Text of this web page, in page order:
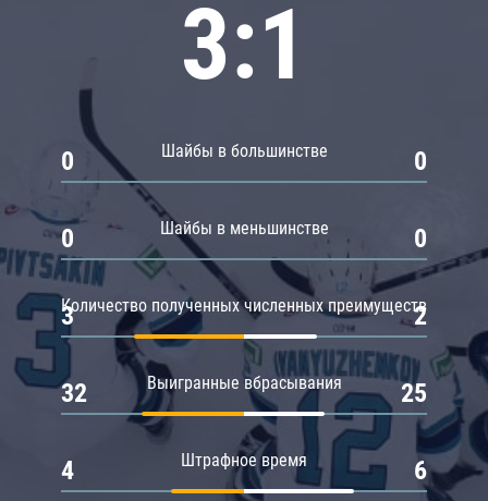
3:1
Шайбы в большинстве
0 0
Шайбы в меньшинстве
0 0
Количество полученных численных преимуществ
3 2
Выигранные вбрасывания
32 25
Штрафное время
4 6